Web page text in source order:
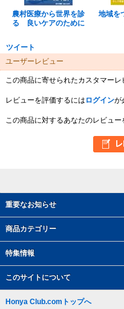
重要なお知らせ
商品カテゴリー
特集情報
このサイトについて
農村医療から世界を診
る 良いケアのために
地域を
ツイート
ユーザーレビュー
この商品に寄せられたカスタマーレ
レビューを評価するには ログインが
この商品に対するあなたのレビュー
Honya Club.comトップへ